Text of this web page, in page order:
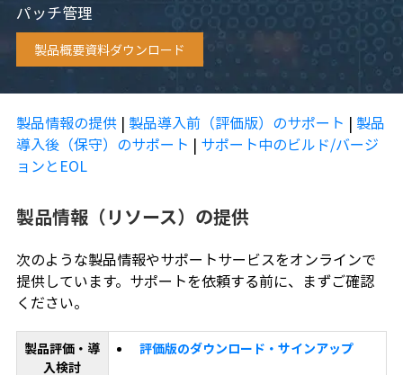
パッチ管理
製品概要資料ダウンロード
製品情報の提供| 製品導入前（評価版）のサポート | 製品
導入後（保守）のサポート | サポート中のビルド/バージ
ョンとEOL
製品情報（リソース）の提供
次のような製品情報やサポートサービスをオンラインで
提供しています。サポートを依頼する前に、まずご確認
ください。
製品評価・導
入検討
評価版のダウンロード・サインアップ